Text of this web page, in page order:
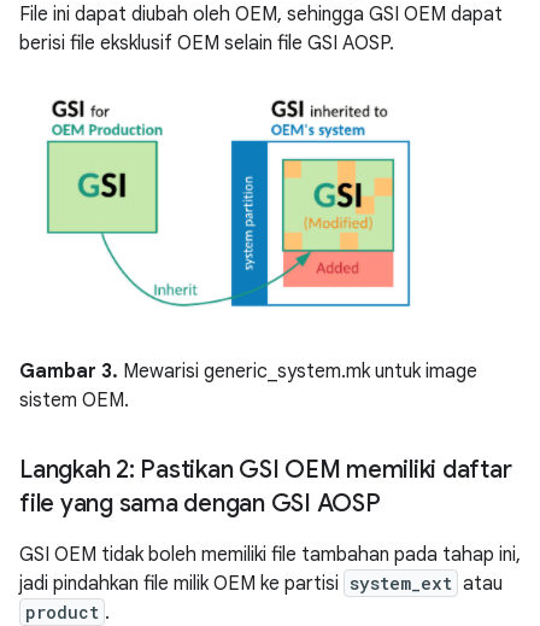
File ini dapat diubah oleh OEM, sehingga GSI OEM dapat
berisi file eksklusif OEM selain file GSI AOSP.
Gambar 3. Mewarisi generic_system.mk untuk image
sistem OEM.
Langkah 2: Pastikan GSI OEM memiliki daftar
file yang sama dengan GSI AOSP
GSI OEM tidak boleh memiliki file tambahan pada tahap ini,
jadi pindahkan file milik OEM ke partisi system_ext atau
product .